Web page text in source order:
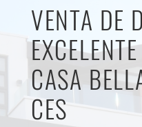
VENTA DE
CASA
CES